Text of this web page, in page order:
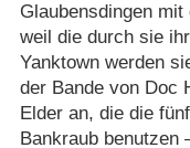
Glaubensdingen
weil die durch sie
Yanktown werden
der Bande von Doc
Elder an, die die
Bankraub benutzen